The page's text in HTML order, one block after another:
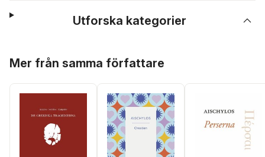
Utforska kategorier
Mer från samma författare